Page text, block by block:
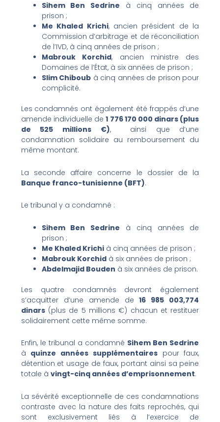
Sihem Ben Sedrine à cinq années de
prison ;
Me Khaled Krichi, ancien président de la
Commission d’arbitrage et de réconciliation
de l’IVD, à cinq années de prison ;
Mabrouk Korchid, ancien ministre des
Domaines de l’État, à six années de prison ;
Slim Chiboub à cinq années de prison pour
complicité.
Les condamnés ont également été frappés d’une
amende individuelle de1 776 170 000 dinars (plus
de 525 millions €), ainsi que d’une
condamnation solidaire au remboursement du
même montant.
La seconde affaire concerne le dossier de la
Banque franco-tunisienne (BFT).
Le tribunal y a condamné :
Sihem Ben Sedrine à cinq années de
prison ;
Me Khaled Krichià cinq années de prison ;
Mabrouk Korchidà six années de prison ;
Abdelmajid Bouden à six années de prison.
Les quatre condamnés devront également
s’acquitter d’une amende de16 985 003,774
dinars(plus de 5 millions €) chacun et restituer
solidairement cette même somme.
Enfin, le tribunal a condamné Sihem Ben Sedrine
à quinze années supplémentairespour faux,
détention et usage de faux, portant ainsi sa peine
totale à vingt-cinq années d’emprisonnement.
La sévérité exceptionnelle de ces condamnations
contraste avec la nature des faits reprochés, qui
sont exclusivement liés à l’exercice de